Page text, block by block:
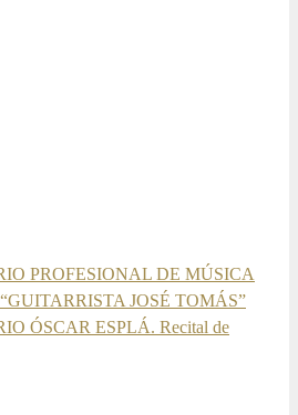
PROFESIONAL DE MÚSICA
JOSÉ TOMÁS”
ÓSCAR ESPLÁ. Recital de